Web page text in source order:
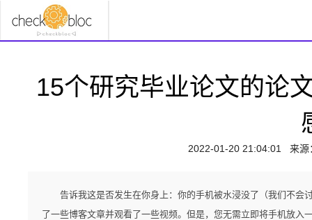
15个研究毕业论文的论
2022-01-20 21:04:01 来源
告诉我这是否发生在你身上：你的手机被水浸没了（我们不会
了一些博客文章并观看了一些视频。但是，您无需立即将手机放